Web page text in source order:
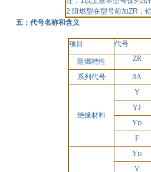
2 阻燃型在型号前加ZR ，
五：代号名称和含义
项目 代号
阻燃特性 ZR
系列代号 /IA
绝缘材料
Y
YJ
YD
F
YD
V